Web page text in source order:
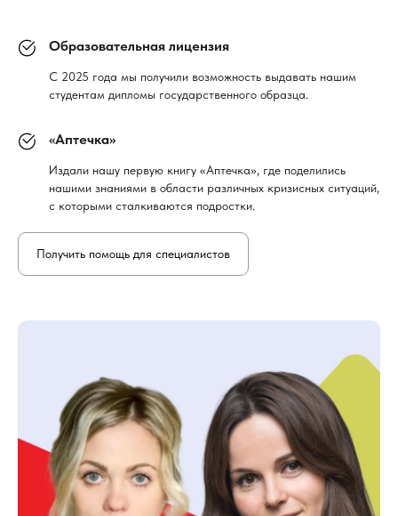
Образовательная лицензия
С 2025 года мы получили возможность выдавать нашим
студентам дипломы государственного образца.
«Аптечка»
Издали нашу первую книгу «Аптечка», где поделились
нашими знаниями в области различных кризисных ситуаций,
с которыми сталкиваются подростки.
Получить помощь для специалистов